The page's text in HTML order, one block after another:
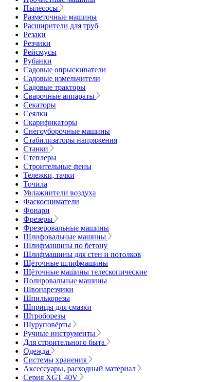
Пылесосы
Разметочные машины
Расширители для труб
Резаки
Резчики
Рейсмусы
Рубанки
Садовые опрыскиватели
Садовые измельчители
Садовые тракторы
Сварочные аппараты
Секаторы
Сеялки
Скарификаторы
Снегоуборочные машины
Стабилизаторы напряжения
Станки
Степлеры
Строительные фены
Тележки, тачки
Точила
Увлажнители воздуха
Фаскосниматели
Фонари
Фрезеры
Фрезеровальные машины
Шлифовальные машины
Шлифмашины по бетону
Шлифмашины для стен и потолков
Щёточные шлифмашины
Щёточные машины телескопические
Полировальные машины
Швонарезчики
Шпилькорезы
Шприцы для смазки
Штроборезы
Шуруповёрты
Ручные инструменты
Для строительного быта
Одежда
Системы хранения
Аксессуары, расходный материал
Серия XGT 40V